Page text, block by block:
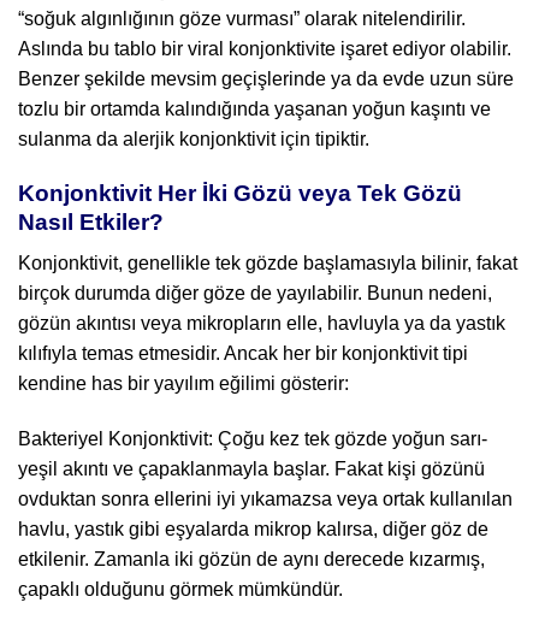
“soğuk algınlığının göze vurması” olarak nitelendirilir.
Aslında bu tablo bir viral konjonktivite işaret ediyor olabilir.
Benzer şekilde mevsim geçişlerinde ya da evde uzun süre
tozlu bir ortamda kalındığında yaşanan yoğun kaşıntı ve
sulanma da alerjik konjonktivit için tipiktir.
Konjonktivit Her İki Gözü veya Tek Gözü
Nasıl Etkiler?
Konjonktivit, genellikle tek gözde başlamasıyla bilinir, fakat
birçok durumda diğer göze de yayılabilir. Bunun nedeni,
gözün akıntısı veya mikropların elle, havluyla ya da yastık
kılıfıyla temas etmesidir. Ancak her bir konjonktivit tipi
kendine has bir yayılım eğilimi gösterir:
Bakteriyel Konjonktivit: Çoğu kez tek gözde yoğun sarı-
yeşil akıntı ve çapaklanmayla başlar. Fakat kişi gözünü
ovduktan sonra ellerini iyi yıkamazsa veya ortak kullanılan
havlu, yastık gibi eşyalarda mikrop kalırsa, diğer göz de
etkilenir. Zamanla iki gözün de aynı derecede kızarmış,
çapaklı olduğunu görmek mümkündür.